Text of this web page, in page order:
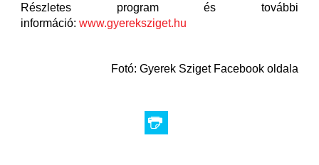
Részletes program és további
információ: www.gyereksziget.hu
Fotó: Gyerek Sziget Facebook oldala